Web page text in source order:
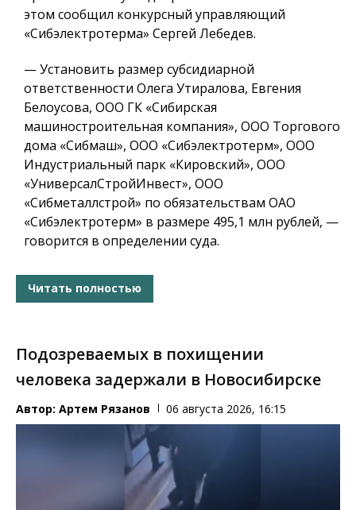
этом сообщил конкурсный управляющий
«Сибэлектротерма» Сергей Лебедев.
— Установить размер субсидиарной
ответственности Олега Утиралова, Евгения
Белоусова, ООО ГК «Сибирская
машиностроительная компания», ООО Торгового
дома «Сибмаш», ООО «Сибэлектротерм», ООО
Индустриальный парк «Кировский», ООО
«УниверсалСтройИнвест», ООО
«Сибметаллстрой» по обязательствам ОАО
«Сибэлектротерм» в размере 495,1 млн рублей, —
говорится в определении суда.
Читать полностью
Подозреваемых в похищении
человека задержали в Новосибирске
Автор: Артем Рязанов 06 августа 2026, 16:15